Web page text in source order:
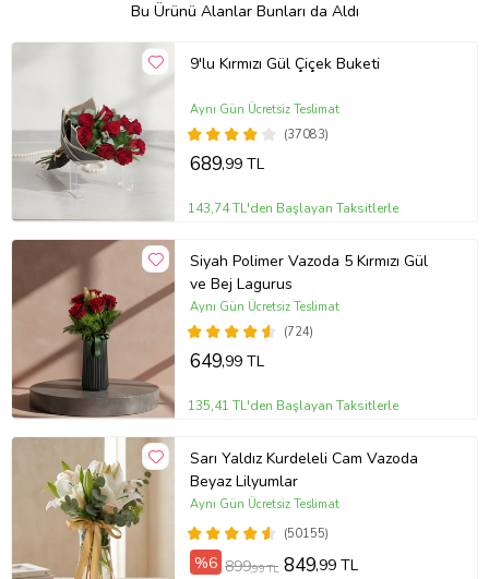
Bu Ürünü Alanlar Bunları da Aldı
9'lu Kırmızı Gül Çiçek Buketi
(37083)
Aynı Gün Ücretsiz Teslimat
689,99 TL
143,74 TL'den Başlayan Taksitlerle
Siyah Polimer Vazoda 5 Kırmızı Gül
ve Bej Lagurus
(724)
Aynı Gün Ücretsiz Teslimat
649,99 TL
135,41 TL'den Başlayan Taksitlerle
Sarı Yaldız Kurdeleli Cam Vazoda
Beyaz Lilyumlar
(50155)
Aynı Gün Ücretsiz Teslimat
%6 899,99 TL 849,99 TL